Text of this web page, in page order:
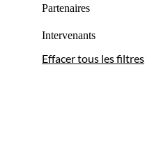
Partenaires
Intervenants
Effacer tous les filtres